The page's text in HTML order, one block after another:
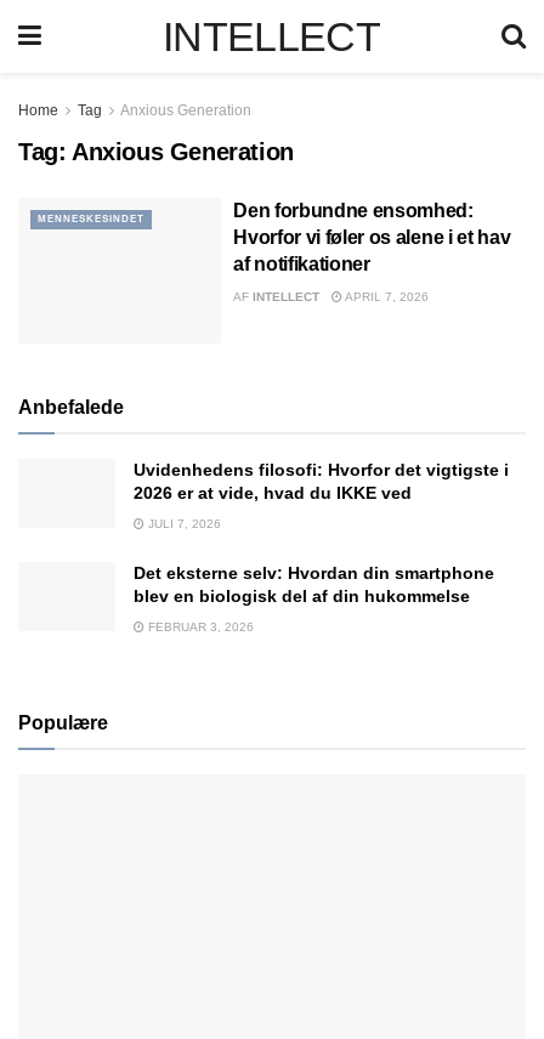
INTELLECT
Home Tag Anxious Generation
Tag: Anxious Generation
MENNESKESINDET
Den forbundne ensomhed:
Hvorfor vi føler os alene i et hav
af notifikationer
AF INTELLECT APRIL 7, 2026
Anbefalede
Uvidenhedens filosofi: Hvorfor det vigtigste i
2026 er at vide, hvad du IKKE ved
JULI 7, 2026
Det eksterne selv: Hvordan din smartphone
blev en biologisk del af din hukommelse
FEBRUAR 3, 2026
Populære